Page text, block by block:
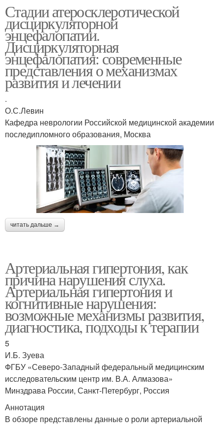
Стадии атеросклеротической
дисциркуляторной
энцефалопатии.
Дисциркуляторная
энцефалопатия: современные
представления о механизмах
развития и лечении
.
О.С.Левин
Кафедра неврологии Российской медицинской академии
последипломного образования, Москва
читать дальше →
Артериальная гипертония, как
причина нарушения слуха.
Артериальная гипертония и
когнитивные нарушения:
возможные механизмы развития,
диагностика, подходы к терапии
5
И.Б. Зуева
ФГБУ «Северо-Западный федеральный медицинским
исследовательским центр им. В.А. Алмазова»
Минздрава России, Санкт-Петербург, Россия
Аннотация
В обзоре представлены данные о роли артериальной